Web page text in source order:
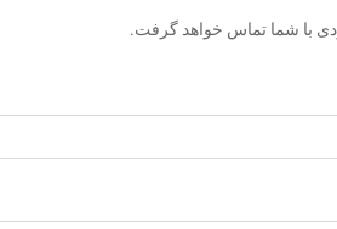
با شما تماس خواهد گرفت.